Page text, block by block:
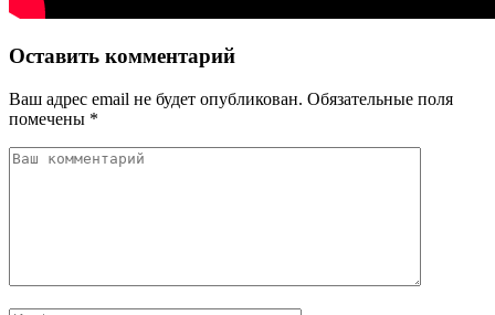
Оставить комментарий
Ваш адрес email не будет опубликован. Обязательные поля
помечены *